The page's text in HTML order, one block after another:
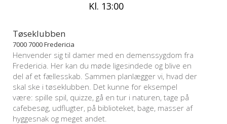
Kl. 13:00
Tøseklubben
7000 7000 Fredericia
Henvender sig til damer med en demenssygdom fra
Fredericia. Her kan du møde ligesindede og blive en
del af et fællesskab. Sammen planlægger vi, hvad der
skal ske i tøseklubben. Det kunne for eksempel
være: spille spil, quizze, gå en tur i naturen, tage på
cafebesøg, udflugter, på biblioteket, bage, masser af
hyggesnak og meget andet.